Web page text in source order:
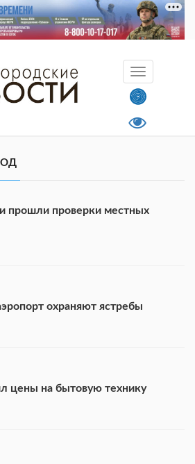
прошли проверки местных
охраняют ястребы
цены на бытовую технику